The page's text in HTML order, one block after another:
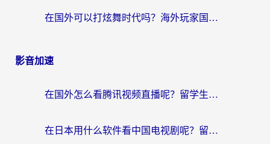
在国外可以打炫舞时代吗？海外玩家国服游戏加速全攻略（附实测推荐）
影音加速
在国外怎么看腾讯视频直播呢？留学生亲测有效的回国加速指南
在日本用什么软件看中国电视剧呢？留学生亲测有效的回国加速方案